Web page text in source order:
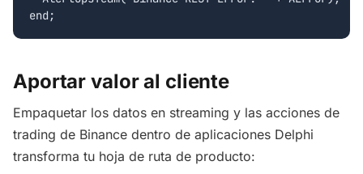
Aportar valor al cliente
Empaquetar los datos en streaming y las acciones de
trading de Binance dentro de aplicaciones Delphi
transforma tu hoja de ruta de producto: